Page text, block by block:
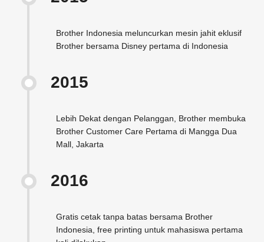
Brother Indonesia meluncurkan mesin jahit eklusif
Brother bersama Disney pertama di Indonesia
2015
Lebih Dekat dengan Pelanggan, Brother membuka
Brother Customer Care Pertama di Mangga Dua
Mall, Jakarta
2016
Gratis cetak tanpa batas bersama Brother
Indonesia, free printing untuk mahasiswa pertama